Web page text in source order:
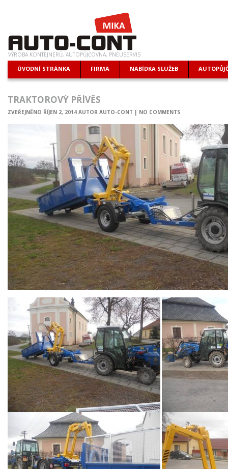
VÝROBA KONTEJNERŮ, AUTOPŮJČOVNA, PNEUSERVIS
ÚVODNÍ STRÁNKA FIRMA NABÍDKA SLUŽEB
TRAKTOROVÝ PŘÍVĚS
ZVEŘEJNĚNO ŘÍJEN 2, 2014 AUTOR AUTO-CONT | NO COMMENTS